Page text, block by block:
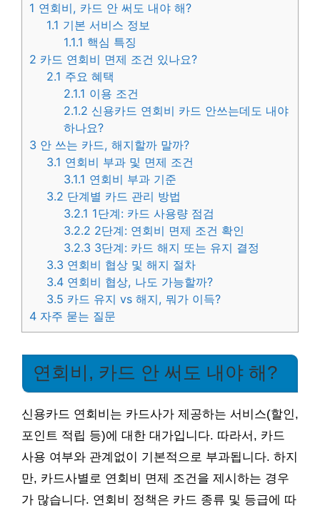
1 연회비, 카드 안 써도 내야 해?
1.1 기본 서비스 정보
1.1.1 핵심 특징
2 카드 연회비 면제 조건 있나요?
2.1 주요 혜택
2.1.1 이용 조건
2.1.2 신용카드 연회비 카드 안쓰는데도 내야
하나요?
3 안 쓰는 카드, 해지할까 말까?
3.1 연회비 부과 및 면제 조건
3.1.1 연회비 부과 기준
3.2 단계별 카드 관리 방법
3.2.1 1단계: 카드 사용량 점검
3.2.2 2단계: 연회비 면제 조건 확인
3.2.3 3단계: 카드 해지 또는 유지 결정
3.3 연회비 협상 및 해지 절차
3.4 연회비 협상, 나도 가능할까?
3.5 카드 유지 vs 해지, 뭐가 이득?
4 자주 묻는 질문
연회비, 카드 안 써도 내야 해?
신용카드 연회비는 카드사가 제공하는 서비스(할인,
포인트 적립 등)에 대한 대가입니다. 따라서, 카드
사용 여부와 관계없이 기본적으로 부과됩니다. 하지
만, 카드사별로 연회비 면제 조건을 제시하는 경우
가 많습니다. 연회비 정책은 카드 종류 및 등급에 따